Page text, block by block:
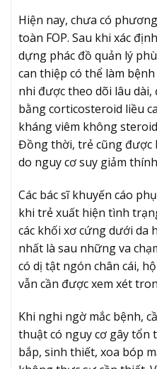
Hiện nay, chưa có
toàn FOP. Sau khi xác
dựng phác đồ quản lý
can thiệp có thể làm
nhi được theo dõi lâu
bằng corticosteroid liều
kháng viêm không
Đồng thời, trẻ cũng được
do nguy cơ suy giảm
Các bác sĩ khuyến cáo
khi trẻ xuất hiện tình
các khối xơ cứng dưới da
nhất là sau những va
có dị tật ngón chân cái,
vẫn cần được xem xét
Khi nghi ngờ mắc bệnh,
thuật có nguy cơ gây tổn
bắp, sinh thiết, xoa bóp